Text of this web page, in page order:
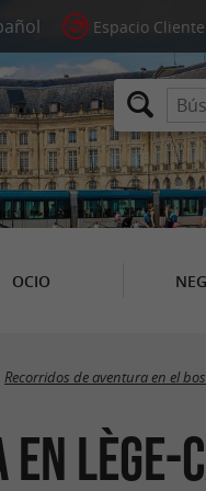
Espacio Cliente
OCIO
Recorridos de aventura en el
Lège-